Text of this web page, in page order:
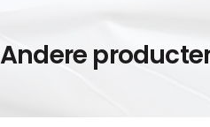
Andere